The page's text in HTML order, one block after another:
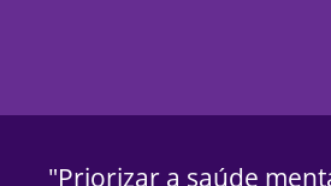
"Priorizar a saúde